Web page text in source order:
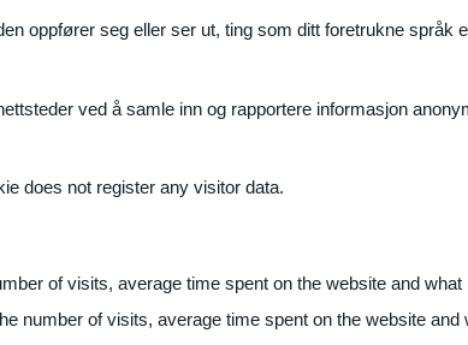
oppfører seg eller ser ut, ting som ditt foretrukne språk
ved å samle inn og rapportere informasjon
does not register any visitor data.
of visits, average time spent on the website and what
number of visits, average time spent on the website and